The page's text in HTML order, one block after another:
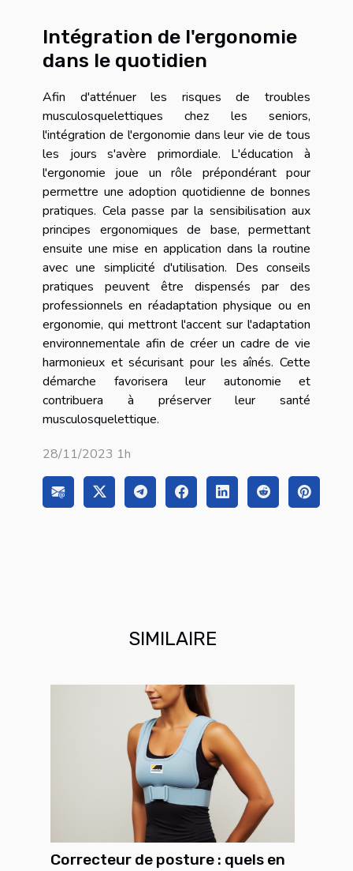
Intégration de l'ergonomie
dans le quotidien
Afin d'atténuer les risques de troubles
musculosquelettiques chez les seniors,
l'intégration de l'ergonomie dans leur vie de tous
les jours s'avère primordiale. L'éducation à
l'ergonomie joue un rôle prépondérant pour
permettre une adoption quotidienne de bonnes
pratiques. Cela passe par la sensibilisation aux
principes ergonomiques de base, permettant
ensuite une mise en application dans la routine
avec une simplicité d'utilisation. Des conseils
pratiques peuvent être dispensés par des
professionnels en réadaptation physique ou en
ergonomie, qui mettront l'accent sur l'adaptation
environnementale afin de créer un cadre de vie
harmonieux et sécurisant pour les aînés. Cette
démarche favorisera leur autonomie et
contribuera à préserver leur santé
musculosquelettique.
28/11/2023 1h
SIMILAIRE
Correcteur de posture : quels en